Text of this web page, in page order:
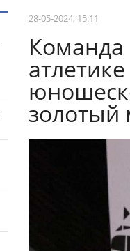
28-05-2024, 15:11
Команда
золотый